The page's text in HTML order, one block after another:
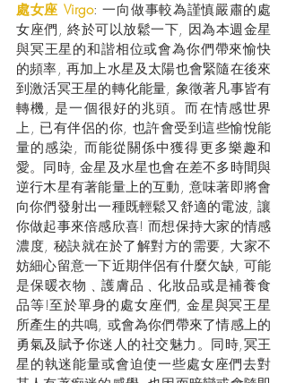
處女座 Virgo: 一向做事較為謹慎嚴肅的處
女座們, 終於可以放鬆一下, 因為本週金星
與冥王星的和諧相位或會為你們帶來愉快
的頻率, 再加上水星及太陽也會緊隨在後來
到激活冥王星的轉化能量, 象徵著凡事皆有
轉機, 是一個很好的兆頭。而在情感世界
上, 已有伴侶的你, 也許會受到這些愉悅能
量的感染, 而能從關係中獲得更多樂趣和
愛。同時, 金星及水星也會在差不多時間與
逆行木星有著能量上的互動, 意味著即將會
向你們發射出一種既輕鬆又舒適的電波, 讓
你做起事來倍感欣喜! 而想保持大家的情感
濃度, 秘訣就在於了解對方的需要, 大家不
妨細心留意一下近期伴侶有什麼欠缺, 可能
是保暖衣物﹑護膚品﹑化妝品或是補養食
品等!至於單身的處女座們, 金星與冥王星
所產生的共鳴, 或會為你們帶來了情感上的
勇氣及賦予你迷人的社交魅力。同時,冥王
星的執迷能量或會迫使一些處女座們去對